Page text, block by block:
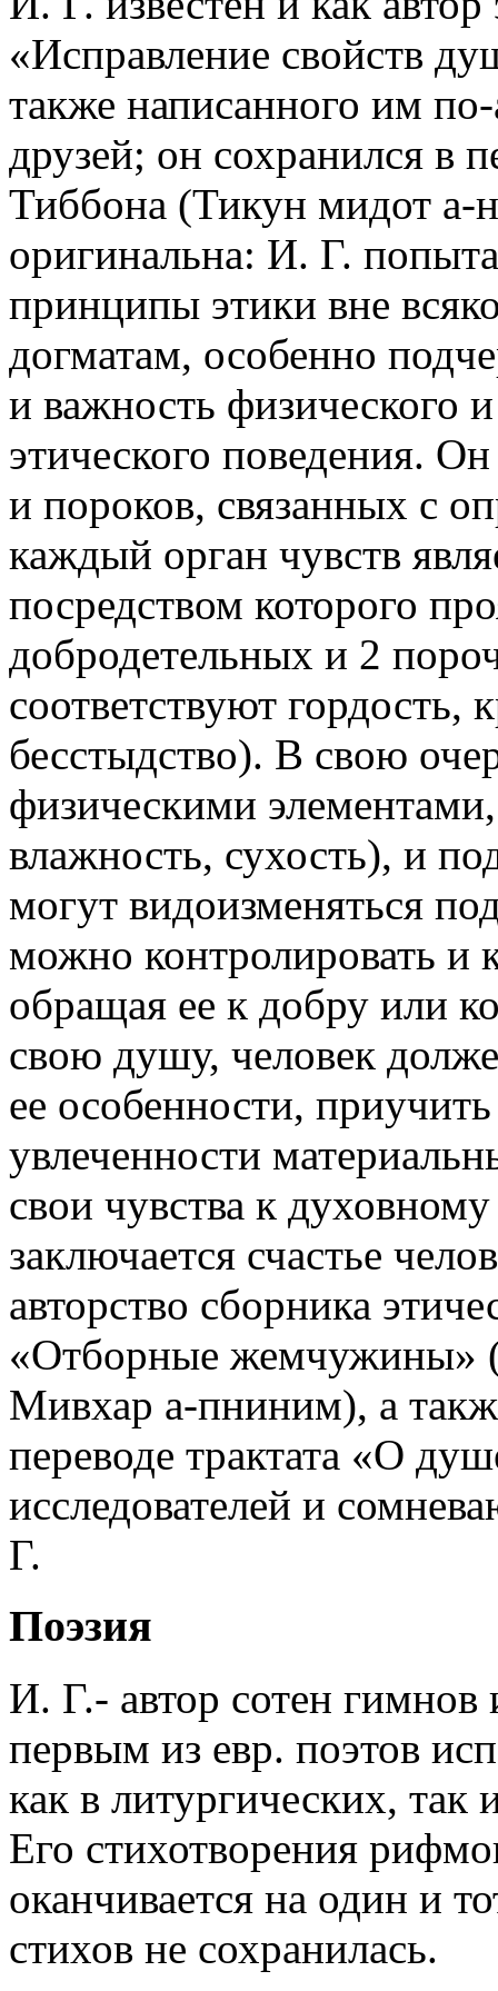
«Исправление свойств
также написанного им
друзей; он сохранился в
Тиббона (Тикун мидот а-
оригинальна: И. Г.
принципы этики вне
догматам, особенно
и важность физического
этического поведения.
и пороков, связанных с
каждый орган чувств
посредством которого
добродетельных и 2
соответствуют гордость,
бесстыдство). В свою
физическими
влажность, сухость), и
могут видоизменяться
можно контролировать и
обращая ее к добру или
свою душу, человек
ее особенности,
увлеченности
свои чувства к
заключается счастье
авторство сборника
«Отборные жемчужины»
Мивхар а-пниним), а
переводе трактата «О
исследователей и
Г.
Поэзия
И. Г.- автор сотен
первым из евр. поэтов
как в литургических, так
Его стихотворения
оканчивается на один и
стихов не сохранилась.